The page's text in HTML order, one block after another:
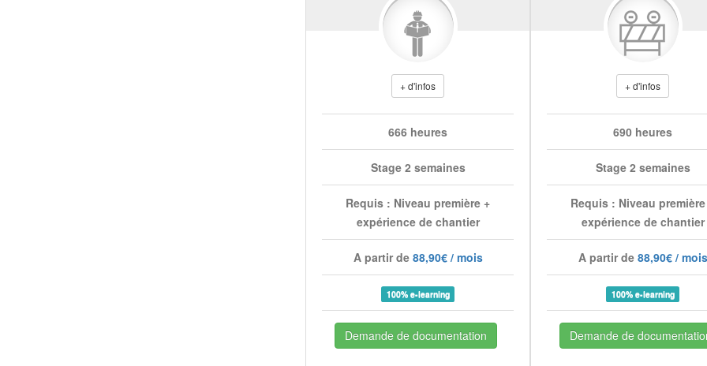
+ d'infos
666 heures
Stage 2 semaines
Requis : Niveau première +
expérience de chantier
A partir de 88,90€ / mois
100% e-learning
Demande de documentation
+ d'infos
690 heures
Stage 2 semaines
Requis : Niveau
expérience de chantier
A partir de 88,90€ / mois
100% e-learning
Demande de